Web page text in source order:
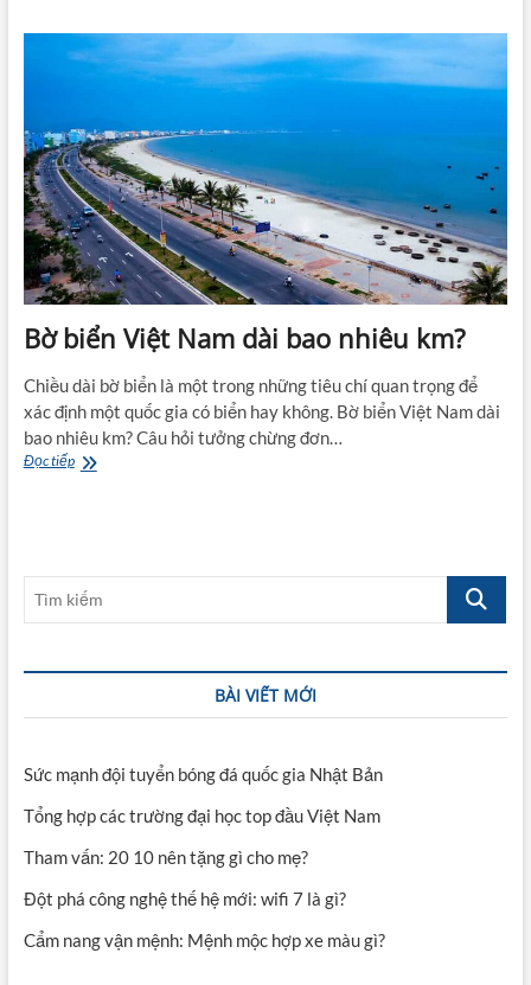
có
bao
tinh?
Bờ biển Việt Nam dài bao nhiêu km?
Chiều dài bờ biển là một trong những tiêu chí quan trọng để
xác định một quốc gia có biển hay không. Bờ biển Việt Nam dài
bao nhiêu km? Câu hỏi tưởng chừng đơn…
Đọc tiếpBờ
nhiêu
km?
Tìm
kiếm
BÀI VIẾT MỚI
Sức mạnh đội tuyển bóng đá quốc gia Nhật Bản
Tổng hợp các trường đại học top đầu Việt Nam
Tham vấn: 20 10 nên tặng gì cho mẹ?
Đột phá công nghệ thế hệ mới: wifi 7 là gì?
Cẩm nang vận mệnh: Mệnh mộc hợp xe màu gì?